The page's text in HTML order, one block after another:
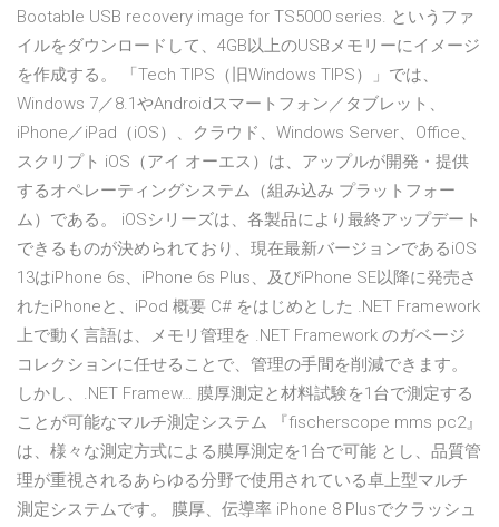
Bootable USB recovery image for TS5000 series. というファ
イルをダウンロードして、4GB以上のUSBメモリーにイメージ
を作成する。 「Tech TIPS（旧Windows TIPS）」では、
Windows 7／8.1やAndroidスマートフォン／タブレット、
iPhone／iPad（iOS）、クラウド、Windows Server、Office、
スクリプト iOS（アイ オーエス）は、アップルが開発・提供
するオペレーティングシステム（組み込み プラットフォー
ム）である。 iOSシリーズは、各製品により最終アップデート
できるものが決められており、現在最新バージョンであるiOS
13はiPhone 6s、iPhone 6s Plus、及びiPhone SE以降に発売さ
れたiPhoneと、iPod 概要 C# をはじめとした .NET Framework
上で動く言語は、メモリ管理を .NET Framework のガベージ
コレクションに任せることで、管理の手間を削減できます。
しかし、.NET Framew… 膜厚測定と材料試験を1台で測定する
ことが可能なマルチ測定システム 『fischerscope mms pc2』
は、様々な測定方式による膜厚測定を1台で可能 とし、品質管
理が重視されるあらゆる分野で使用されている卓上型マルチ
測定システムです。 膜厚、伝導率 iPhone 8 Plusでクラッシュ